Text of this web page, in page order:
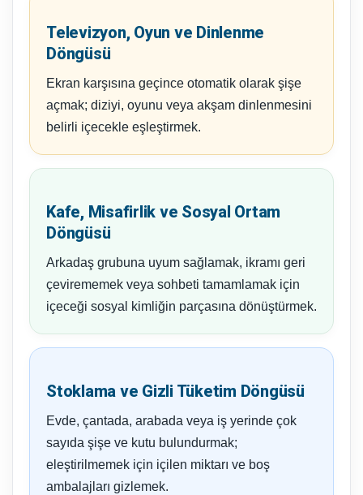
Televizyon, Oyun ve Dinlenme
Döngüsü
Ekran karşısına geçince otomatik olarak şişe
açmak; diziyi, oyunu veya akşam dinlenmesini
belirli içecekle eşleştirmek.
Kafe, Misafirlik ve Sosyal Ortam
Döngüsü
Arkadaş grubuna uyum sağlamak, ikramı geri
çevirememek veya sohbeti tamamlamak için
içeceği sosyal kimliğin parçasına dönüştürmek.
Stoklama ve Gizli Tüketim Döngüsü
Evde, çantada, arabada veya iş yerinde çok
sayıda şişe ve kutu bulundurmak;
eleştirilmemek için içilen miktarı ve boş
ambalajları gizlemek.